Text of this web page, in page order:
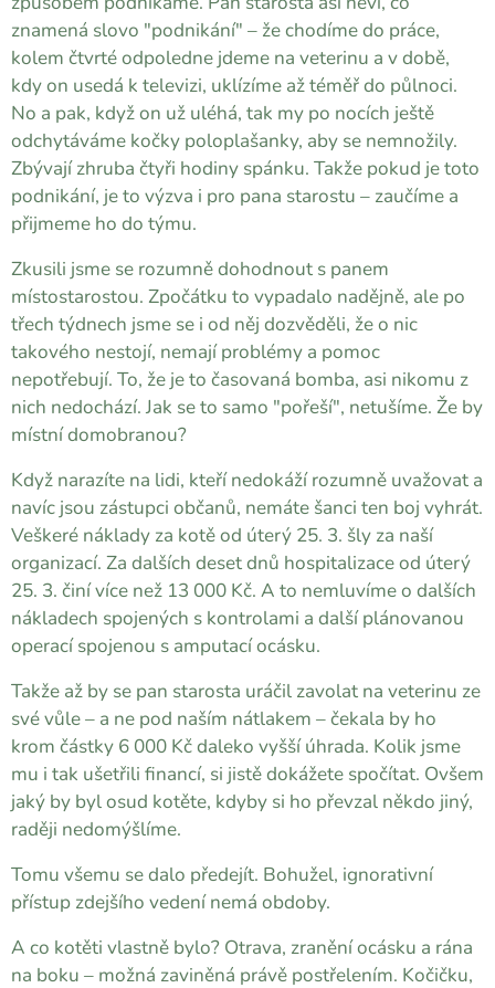
znamená slovo "podnikání" – že chodíme do práce,
kolem čtvrté odpoledne jdeme na veterinu a v době,
kdy on usedá k televizi, uklízíme až téměř do půlnoci.
No a pak, když on už uléhá, tak my po nocích ještě
odchytáváme kočky poloplašanky, aby se nemnožily.
Zbývají zhruba čtyři hodiny spánku. Takže pokud je toto
podnikání, je to výzva i pro pana starostu – zaučíme a
přijmeme ho do týmu.
Zkusili jsme se rozumně dohodnout s panem
místostarostou. Zpočátku to vypadalo nadějně, ale po
třech týdnech jsme se i od něj dozvěděli, že o nic
takového nestojí, nemají problémy a pomoc
nepotřebují. To, že je to časovaná bomba, asi nikomu z
nich nedochází. Jak se to samo "pořeší", netušíme. Že by
místní domobranou?
Když narazíte na lidi, kteří nedokáží rozumně uvažovat a
navíc jsou zástupci občanů, nemáte šanci ten boj vyhrát.
Veškeré náklady za kotě od úterý 25. 3. šly za naší
organizací. Za dalších deset dnů hospitalizace od úterý
25. 3. činí více než 13 000 Kč. A to nemluvíme o dalších
nákladech spojených s kontrolami a další plánovanou
operací spojenou s amputací ocásku.
Takže až by se pan starosta uráčil zavolat na veterinu ze
své vůle – a ne pod naším nátlakem – čekala by ho
krom částky 6 000 Kč daleko vyšší úhrada. Kolik jsme
mu i tak ušetřili financí, si jistě dokážete spočítat. Ovšem
jaký by byl osud kotěte, kdyby si ho převzal někdo jiný,
raději nedomýšlíme.
Tomu všemu se dalo předejít. Bohužel, ignorativní
přístup zdejšího vedení nemá obdoby.
A co kotěti vlastně bylo? Otrava, zranění ocásku a rána
na boku – možná zaviněná právě postřelením. Kočičku,